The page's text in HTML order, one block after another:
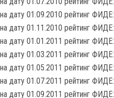
на дату 01.09.2010 рейтинг ФИДЕ:
на дату 01.11.2010 рейтинг ФИДЕ:
на дату 01.01.2011 рейтинг ФИДЕ:
на дату 01.03.2011 рейтинг ФИДЕ:
на дату 01.05.2011 рейтинг ФИДЕ:
на дату 01.07.2011 рейтинг ФИДЕ:
на дату 01.09.2011 рейтинг ФИДЕ: